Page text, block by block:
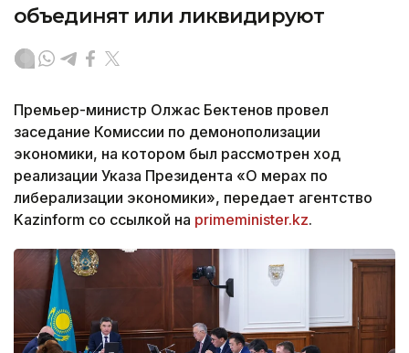
объединят или ликвидируют
Премьер-министр Олжас Бектенов провел
заседание Комиссии по демонополизации
экономики, на котором был рассмотрен ход
реализации Указа Президента «О мерах по
либерализации экономики», передает агентство
Kazinform со ссылкой на primeminister.kz.